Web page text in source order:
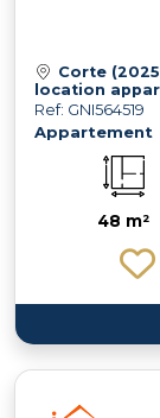
Corte
location
Ref: GNI564519
Appartement
48 m²